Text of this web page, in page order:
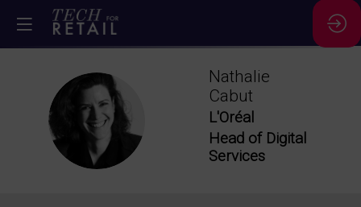
NC
Nathalie
Cabut
L'Oréal
Head of Digital
Services